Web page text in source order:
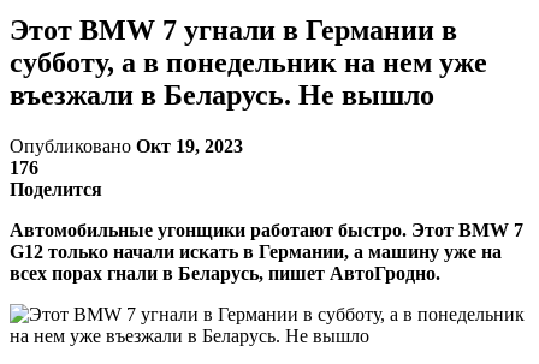
Этот BMW 7 угнали в Германии в
субботу, а в понедельник на нем уже
въезжали в Беларусь. Не вышло
Опубликовано Окт 19, 2023
176
Поделится
Автомобильные угонщики работают быстро. Этот BMW 7
G12 только начали искать в Германии, а машину уже на
всех порах гнали в Беларусь, пишет АвтоГродно.